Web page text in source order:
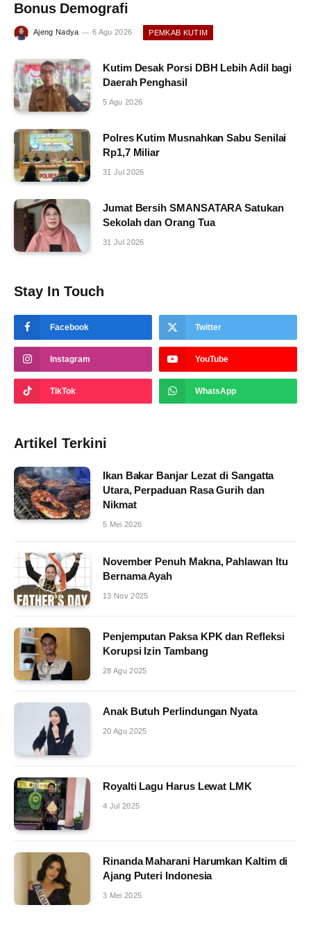
Bonus Demografi
Ajeng Nadya 6 Agu 2026 PEMKAB KUTIM
Kutim Desak Porsi DBH Lebih Adil bagi
Daerah Penghasil
5 Agu 2026
Polres Kutim Musnahkan Sabu Senilai
Rp1,7 Miliar
31 Jul 2026
Jumat Bersih SMANSATARA Satukan
Sekolah dan Orang Tua
31 Jul 2026
Stay In Touch
Facebook Twitter
Instagram YouTube
TikTok WhatsApp
Artikel Terkini
Ikan Bakar Banjar Lezat di Sangatta
Utara, Perpaduan Rasa Gurih dan
Nikmat
5 Mei 2026
November Penuh Makna, Pahlawan Itu
Bernama Ayah
13 Nov 2025
Penjemputan Paksa KPK dan Refleksi
Korupsi Izin Tambang
28 Agu 2025
Anak Butuh Perlindungan Nyata
20 Agu 2025
Royalti Lagu Harus Lewat LMK
4 Jul 2025
Rinanda Maharani Harumkan Kaltim di
Ajang Puteri Indonesia
3 Mei 2025